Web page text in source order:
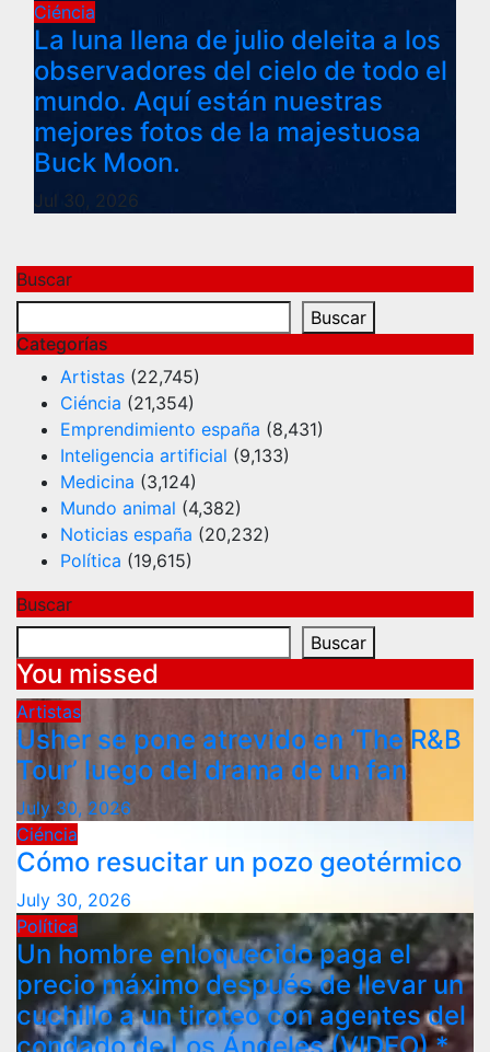
Ciéncia
La luna llena de julio deleita a los
observadores del cielo de todo el
mundo. Aquí están nuestras
mejores fotos de la majestuosa
Buck Moon.
Jul 30, 2026
Buscar
Buscar
Categorías
Artistas (22,745)
Ciéncia (21,354)
Emprendimiento españa (8,431)
Inteligencia artificial (9,133)
Medicina (3,124)
Mundo animal (4,382)
Noticias españa (20,232)
Política (19,615)
Buscar
Buscar
You missed
Artistas
Usher se pone atrevido en ‘The R&B
Tour’ luego del drama de un fan
July 30, 2026
Ciéncia
Cómo resucitar un pozo geotérmico
July 30, 2026
Política
Un hombre enloquecido paga el
precio máximo después de llevar un
cuchillo a un tiroteo con agentes del